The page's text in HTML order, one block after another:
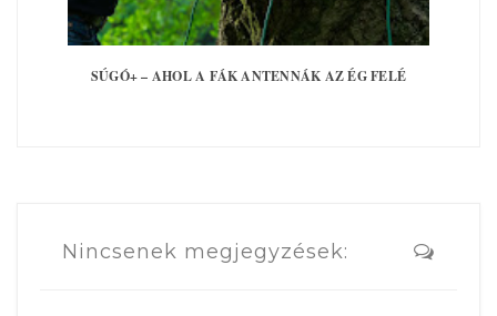
SÚGÓ+ – AHOL A FÁK ANTENNÁK AZ ÉG FELÉ
Nincsenek megjegyzések: